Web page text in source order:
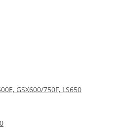
GSX600/750F, LS650